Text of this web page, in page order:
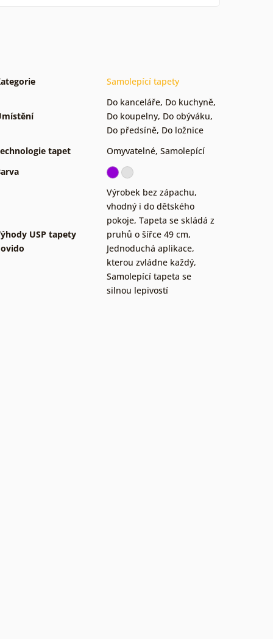
Samolepící tapety
Do kanceláře, Do kuchyně,
Do koupelny, Do obýváku,
Do předsíně, Do ložnice
tapet
Omyvatelné, Samolepící
USP tapety
Výrobek bez zápachu,
vhodný i do dětského
pokoje, Tapeta se skládá z
pruhů o šířce 49 cm,
Jednoduchá aplikace,
kterou zvládne každý,
Samolepící tapeta se
silnou lepivostí